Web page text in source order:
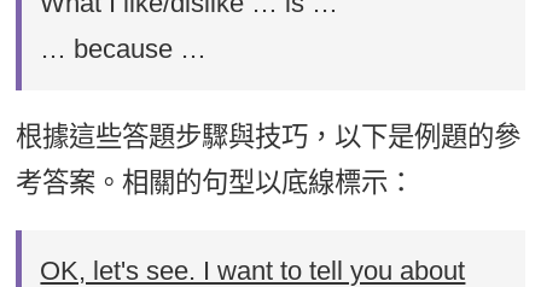
… because …
根據這些答題步驟與技巧，以下是例題的參
考答案。相關的句型以底線標示：
OK, let's see. I want to tell you about